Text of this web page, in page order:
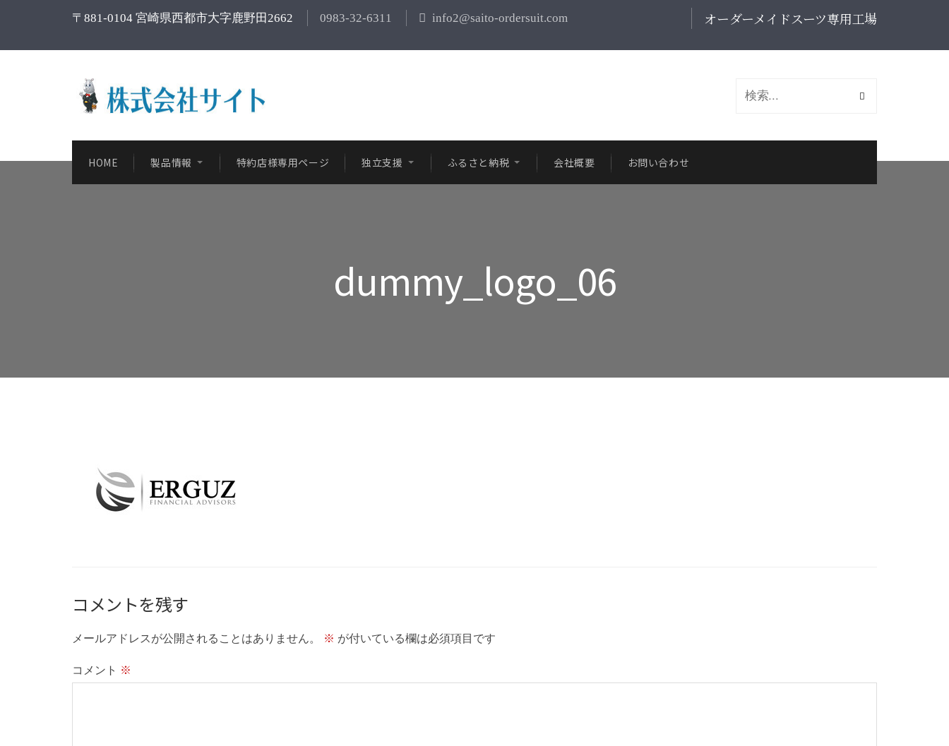
〒881-0104 宮崎県西都市大字鹿野田2662 0983-32-6311 info2@saito-ordersuit.com オーダーメイドスーツ専用工場
HOME 製品情報 特約店様専用ページ 独立支援 ふるさと納税 会社概要 お問い合わせ
dummy_logo_06
コメントを残す
メールアドレスが公開されることはありません。 ※ が付いている欄は必須項目です
コメント ※